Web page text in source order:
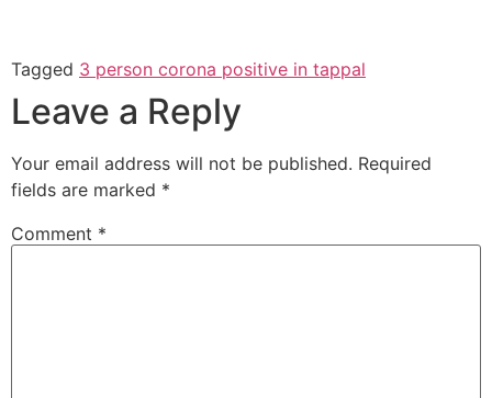
Tagged 3 person corona positive in tappal
Leave a Reply
Your email address will not be published. Required
fields are marked *
Comment *